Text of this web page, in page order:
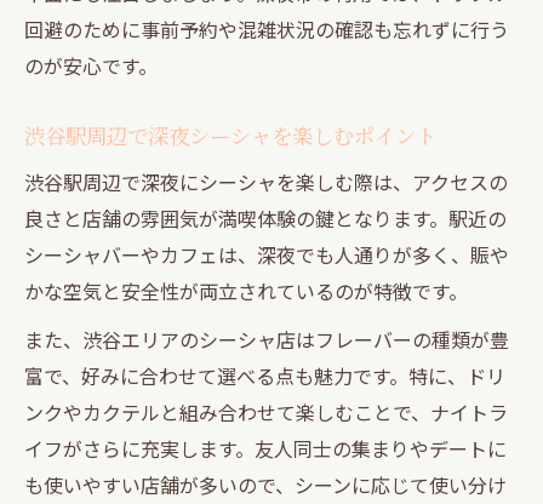
回避のために事前予約や混雑状況の確認も忘れずに行う
のが安心です。
渋谷駅周辺で深夜シーシャを楽しむポイント
渋谷駅周辺で深夜にシーシャを楽しむ際は、アクセスの
良さと店舗の雰囲気が満喫体験の鍵となります。駅近の
シーシャバーやカフェは、深夜でも人通りが多く、賑や
かな空気と安全性が両立されているのが特徴です。
また、渋谷エリアのシーシャ店はフレーバーの種類が豊
富で、好みに合わせて選べる点も魅力です。特に、ドリ
ンクやカクテルと組み合わせて楽しむことで、ナイトラ
イフがさらに充実します。友人同士の集まりやデートに
も使いやすい店舗が多いので、シーンに応じて使い分け